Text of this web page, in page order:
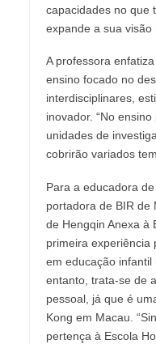
capacidades no que
expande a sua visão
A professora
ensino focado no
interdisciplinares,
inovador. “No
unidades de
cobrirão variados
Para a educadora
portadora de BIR de
de Hengqin Anexa à
primeira experiência
em educação
entanto, trata-se de
pessoal, já que é
Kong em Macau.
pertença à Escola